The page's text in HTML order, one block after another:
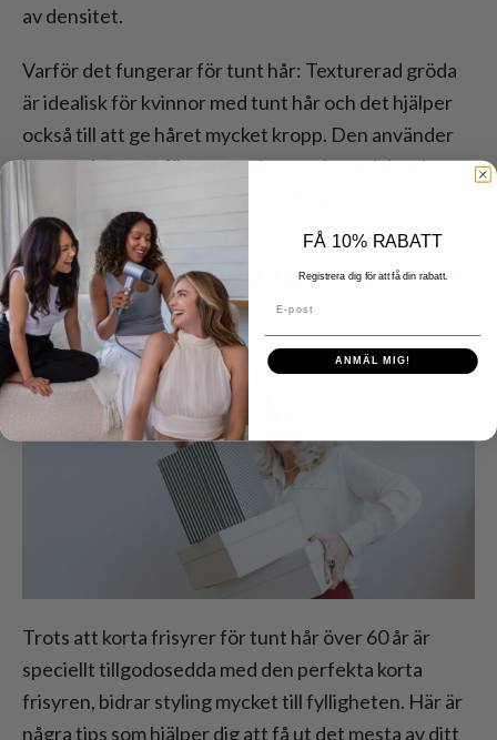
av densitet.
Varför det fungerar för tunt hår: Texturerad gröda
är idealisk för kvinnor med tunt hår och det hjälper
också till att ge håret mycket kropp. Den använder
lager och textur för att producera dynamisk och
plyschkänsla som ger tjocklek till håret.
Tips för att styla tunt hår över
60 år
Trots att korta frisyrer för tunt hår över 60 år är
speciellt tillgodosedda med den perfekta korta
frisyren, bidrar styling mycket till fylligheten. Här är
några tips som hjälper dig att få ut det mesta av ditt
FÅ 10% RABATT
Registrera dig för att få din rabatt.
ANMÄL MIG!